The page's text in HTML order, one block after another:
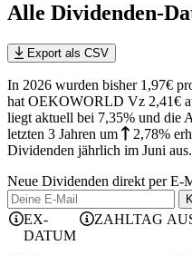
Alle Dividenden-
Export als CSV
In 2026 wurden bisher 1,97€
hat OEKOWORLD Vz 2,41€
liegt aktuell bei 7,35% und die
letzten 3 Jahren um 2,78%
Dividenden jährlich im Juni aus.
Neue Dividenden direkt per E-
EX-
DATUM
ZAHLTAG